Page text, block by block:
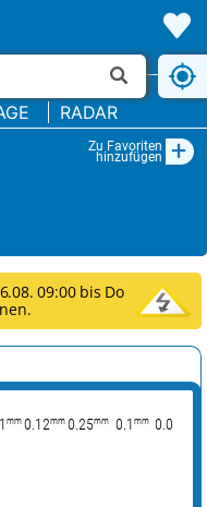
RADAR
Zu Favoriten
hinzufügen +
09:00 bis Do
mm 0.12mm 0.25mm 0.1 mm 0.09